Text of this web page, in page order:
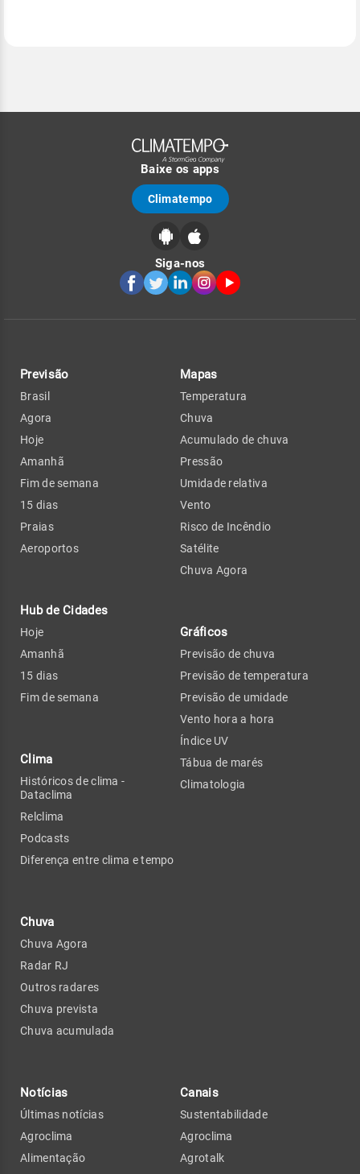
Baixe os apps
Climatempo
Siga-nos
Previsão
Brasil
Agora
Hoje
Amanhã
Fim de semana
15 dias
Praias
Aeroportos
Hub de Cidades
Hoje
Amanhã
15 dias
Fim de semana
Clima
Históricos de clima -
Dataclima
Relclima
Podcasts
Diferença entre clima e tempo
Chuva
Chuva Agora
Radar RJ
Outros radares
Chuva prevista
Chuva acumulada
Mapas
Temperatura
Chuva
Acumulado de chuva
Pressão
Umidade relativa
Vento
Risco de Incêndio
Satélite
Chuva Agora
Gráficos
Previsão de chuva
Previsão de temperatura
Previsão de umidade
Vento hora a hora
Índice UV
Tábua de marés
Climatologia
Notícias
Últimas notícias
Agroclima
Alimentação
Canais
Sustentabilidade
Agroclima
Agrotalk